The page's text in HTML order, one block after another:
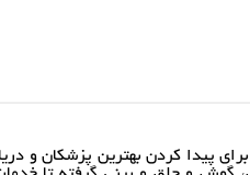
پیدا کردن بهترین پزشکان و